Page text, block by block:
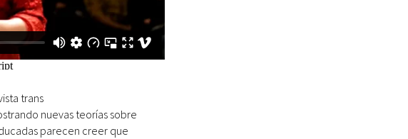
trans
nuevas teorías sobre
parecen creer que